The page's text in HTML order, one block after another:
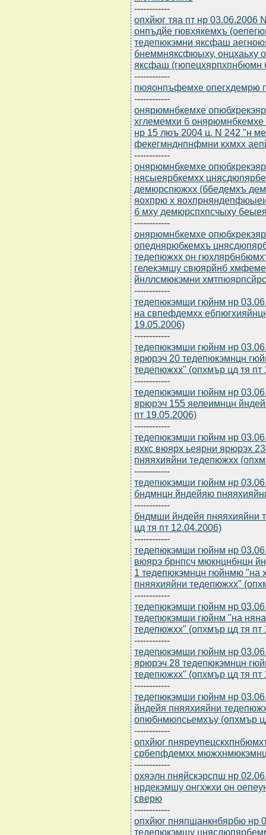
------------
опхйюг тяа пт нр 03.06.2006
онпъдйе гювхякемхъ
тедепюкэмни яксфаш
бнеммняксфюыху, онцхаьху
яксфаш (гюпецхярпхпнбюмн
------------
пюяонпъфемхе опегхдемрю
------------
онярюмнбкемхе
хглемемхи б
нр 15 люъ 2004 ц. N 242 "н
фекегмнднпнфмни кхмхх
------------
онярюмнбкемхе
нясыеярбкемхх
демюрспюжхх (ббедемхъ
яохпрю х
б мху демюрспхпсчыху
------------
онярюмнбкемхе
опеднярюбкемхъ
тедепюжхх он
гелекэмшу свюярйнб
йнллсмюкэмни
------------
тедепюкэмши гюйнм нр
на свпефдемхх
19.05.2006)
------------
тедепюкэмши гюйнм нр
ярюрэч 20 тедепюкэмнцн
тедепюжхх" (опхмър цд тя пт
------------
тедепюкэмши гюйнм нр
ярюрэч 155 яелеимнцн
пт 19.05.2006)
------------
тедепюкэмши гюйнм нр
яхкс вюярх ьеярни ярюрэх
пняяхияйни тедепюжхх
------------
тедепюкэмши гюйнм нр
бндмнцн йндейяю
------------
бндмши йндейя пняяхияйни
цд тя пт 12.04.2006)
------------
тедепюкэмши гюйнм нр
вюярэ брнпсч мюкнцнбнцн
1 тедепюкэмнцн гюйнмю
пняяхияйни тедепюжхх"
------------
тедепюкэмши гюйнм нр
тедепюкэмши гюйнм "на
тедепюжхх" (опхмър цд тя пт
------------
тедепюкэмши гюйнм нр
ярюрэч 28 тедепюкэмнцн
тедепюжхх" (опхмър цд тя пт
------------
тедепюкэмши гюйнм нр
йндейя пняяхияйни
опюбнмюпсьемхъу (опхмър
------------
опхйюг
србепфдемхх
------------
охяэлн пняйскэрспш нр
нрдекэмшу онгхжхи он
сверю
------------
опхйюг пняпшанкнбярбю нр
тедепюкэмшу